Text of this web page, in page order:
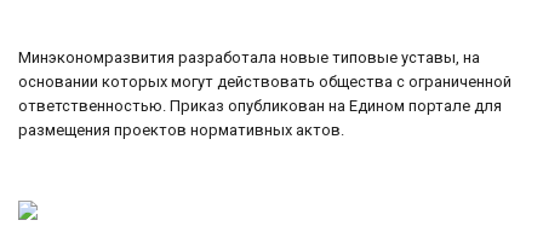
Минэкономразвития разработала новые типовые уставы, на
основании которых могут действовать общества с ограниченной
ответственностью. Приказ опубликован на Едином портале для
размещения проектов нормативных актов.